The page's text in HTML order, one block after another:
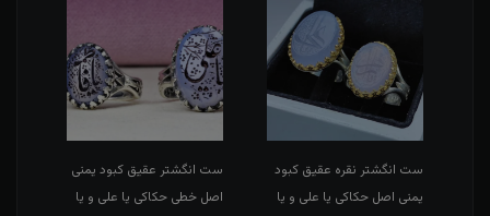
ست انگشتر نقره عقیق کبود
یمنی اصل حکاکی یا علی و یا
ست انگشتر عقیق کبود یمنی
اصل خطی حکاکی یا علی و یا